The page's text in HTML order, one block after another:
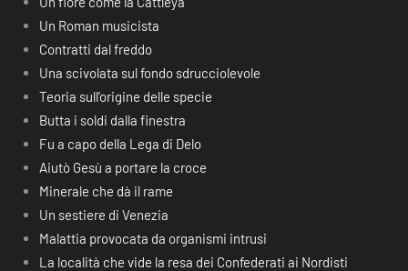
Un Roman musicista
Contratti dal freddo
Una scivolata sul fondo sdrucciolevole
Teoria sull’origine delle specie
Butta i soldi dalla finestra
Fu a capo della Lega di Delo
Aiutò Gesù a portare la croce
Minerale che dà il rame
Un sestiere di Venezia
Malattia provocata da organismi intrusi
La località che vide la resa dei Confederati ai Nordisti